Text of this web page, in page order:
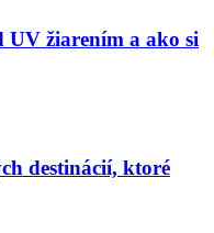
UV žiarením a ako si
destinácií, ktoré